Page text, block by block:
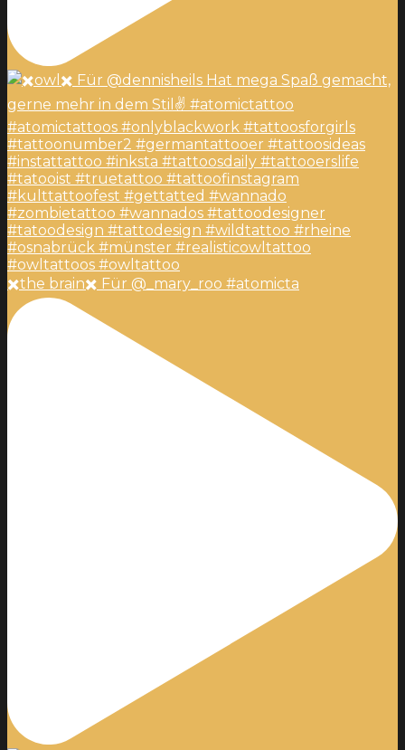
✖️the brain✖️ Für @_mary_roo #atomicta